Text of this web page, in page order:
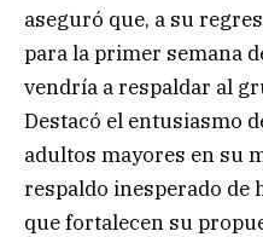
aseguró que, a su
para la primer semana
vendría a respaldar al
Destacó el entusiasmo
adultos mayores en su
respaldo inesperado
que fortalecen su